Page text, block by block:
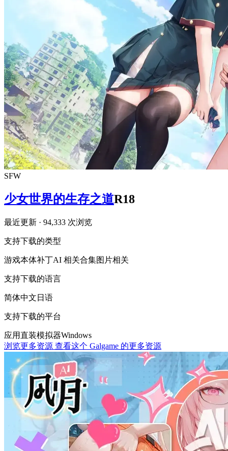
SFW
少女世界的生存之道R18
最近更新 · 94,333 次浏览
支持下载的类型
游戏本体补丁AI 相关合集图片相关
支持下载的语言
简体中文 日语
支持下载的平台
应用直装模拟器Windows
浏览更多资源 查看这个 Galgame 的更多资源